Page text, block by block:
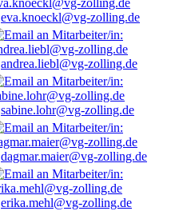
eva.knoeckl@vg-zolling.de
andrea.liebl@vg-zolling.de
sabine.lohr@vg-zolling.de
dagmar.maier@vg-zolling.de
erika.mehl@vg-zolling.de